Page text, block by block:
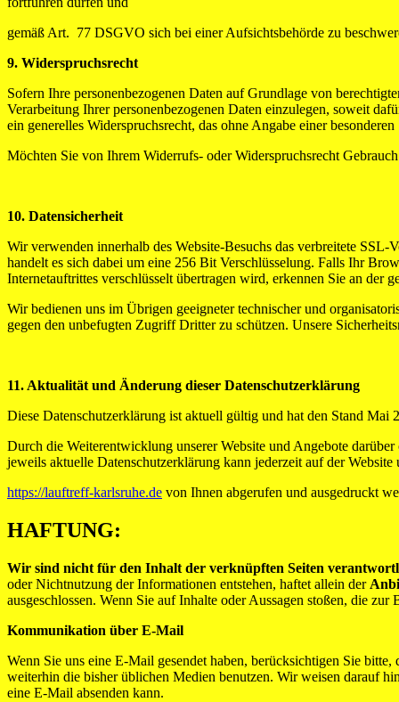
gemäß Art. 77 DSGVO sich bei einer Aufsichtsbehörde zu
9. Widerspruchsrecht
Sofern Ihre personenbezogenen Daten auf Grundlage von
Verarbeitung Ihrer personenbezogenen Daten einzulegen, soweit
ein generelles Widerspruchsrecht, das ohne Angabe einer
Möchten Sie von Ihrem Widerrufs- oder Widerspruchsrecht
10. Datensicherheit
Wir verwenden innerhalb des Website-Besuchs das verbreitete
handelt es sich dabei um eine 256 Bit Verschlüsselung. Falls Ihr
Internetauftrittes verschlüsselt übertragen wird, erkennen Sie an der
Wir bedienen uns im Übrigen geeigneter technischer und
gegen den unbefugten Zugriff Dritter zu schützen. Unsere
11. Aktualität und Änderung dieser Datenschutzerklärung
Diese Datenschutzerklärung ist aktuell gültig und hat den Stand Mai
Durch die Weiterentwicklung unserer Website und Angebote
jeweils aktuelle Datenschutzerklärung kann jederzeit auf der Website
https://lauftreff-karlsruhe.de von Ihnen abgerufen und ausgedruckt
HAFTUNG:
Wir sind nicht für den Inhalt der verknüpften Seiten
oder Nichtnutzung der Informationen entstehen, haftet allein der
ausgeschlossen. Wenn Sie auf Inhalte oder Aussagen stoßen, die
Kommunikation über E-Mail
Wenn Sie uns eine E-Mail gesendet haben, berücksichtigen Sie
weiterhin die bisher üblichen Medien benutzen. Wir weisen darauf
eine E-Mail absenden kann.